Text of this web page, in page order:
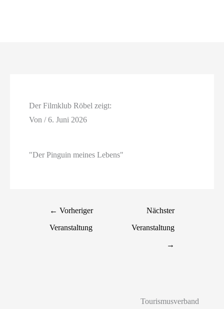
Der Filmklub Röbel zeigt:
Von/6. Juni 2026
"Der Pinguin meines Lebens"
← Vorheriger
Veranstaltung
Nächster
Veranstaltung
→
Tourismusverband